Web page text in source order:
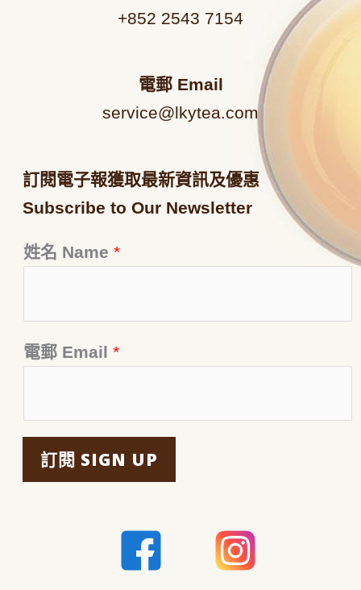
+852 2543 7154
電郵 Email
service@lkytea.com
訂閱電子報獲取最新資訊及優惠
Subscribe to Our Newsletter
姓名 Name *
電郵 Email *
訂閱 SIGN UP